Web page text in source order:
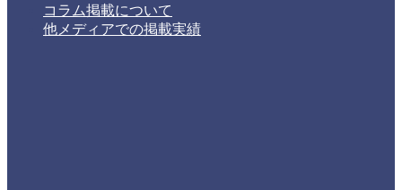
コラム掲載について
他メディアでの掲載実績